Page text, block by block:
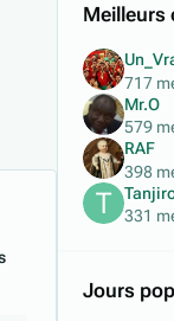
Meilleurs
717
Mr.O
579
RAF
398
331
Jours